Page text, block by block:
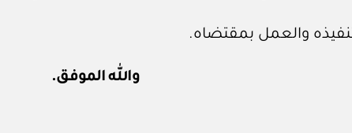
والعمل بمقتضاه.
والله الموفق.